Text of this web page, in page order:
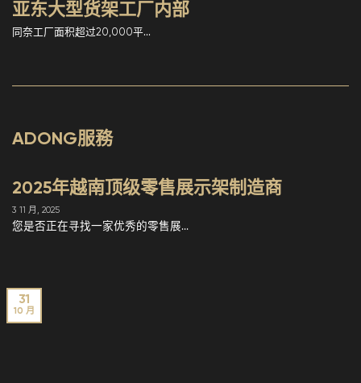
亚东大型货架工厂内部
同奈工厂面积超过20,000平...
ADONG服務
2025年越南顶级零售展示架制造商
3 11 月, 2025
您是否正在寻找一家优秀的零售展...
31
10 月